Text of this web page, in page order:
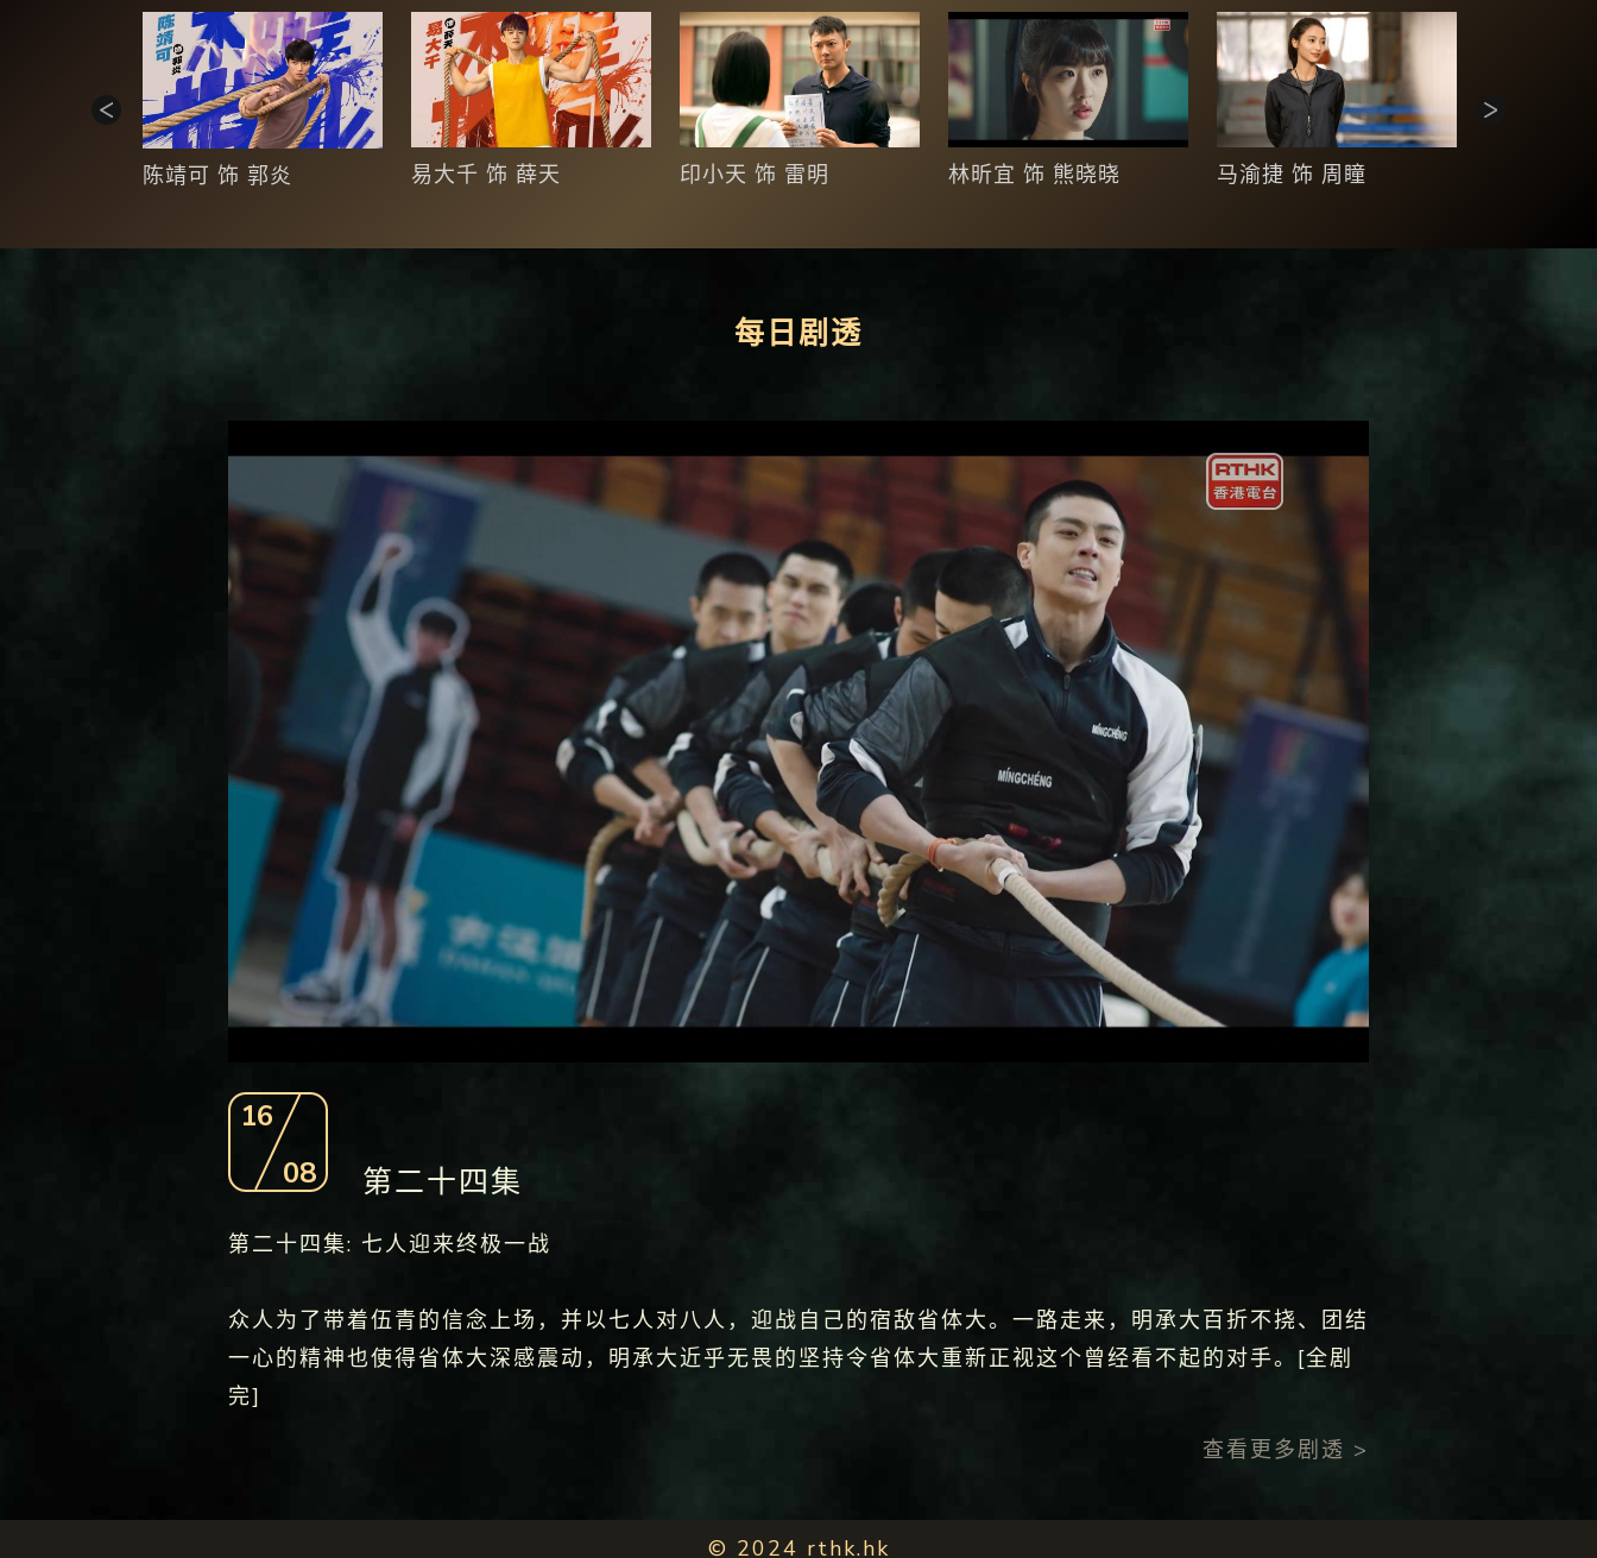
陈靖可 饰 郭炎 易大千 饰 薛天 印小天 饰 雷明 林昕宜 饰 熊晓晓 马渝捷 饰 周瞳
每日剧透
16
08
第二十四集
第二十四集: 七人迎来终极一战
众人为了带着伍青的信念上场，并以七人对八人，迎战自己的宿敌省体大。一路走来，明承大百折不挠、团结
一心的精神也使得省体大深感震动，明承大近乎无畏的坚持令省体大重新正视这个曾经看不起的对手。[全剧
完]
查看更多剧透 >
© 2024 rthk.hk